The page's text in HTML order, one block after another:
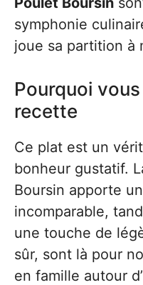
symphonie
joue sa partition à
Pourquoi
recette
Ce plat est un
bonheur gustatif.
Boursin apporte
incomparable,
une touche de
sûr, sont là pour
en famille autour